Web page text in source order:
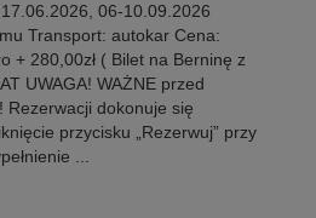
06-10.09.2026
Transport: autokar Cena:
+ 280,00zł ( Bilet na Berninę z
UWAGA! WAŻNE przed
dokonuje się
przycisku „Rezerwuj” przy
...